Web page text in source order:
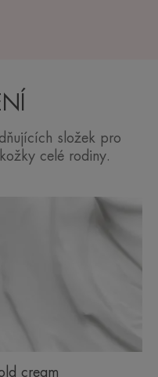
složek pro
celé rodiny.
cream